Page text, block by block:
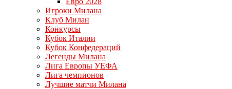
Игроки Милана
Клуб Милан
Конкурсы
Кубок Италии
Кубок Конфедераций
Легенды Милана
Лига Европы УЕФА
Лига чемпионов
Лучшие матчи Милана